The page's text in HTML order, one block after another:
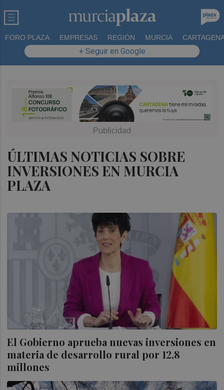
FORO PLAZA EMPRESAS REGIÓN MURCIA
+ Seguir en Google
ÚLTIMAS NOTICIAS SOBRE
INVERSIONES EN MURCIA
PLAZA
El Gobierno aprueba nuevas inversiones en
materia de desarrollo rural por 12,8
millones